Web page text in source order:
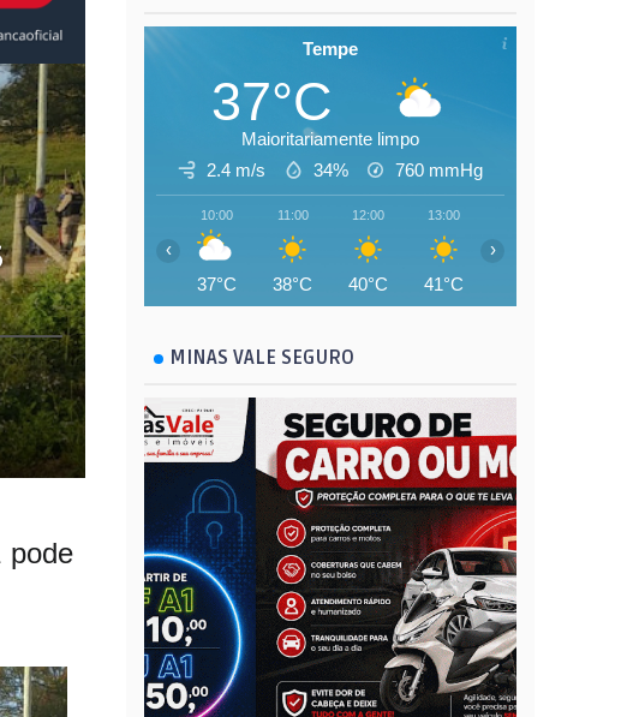
pode
Tempe
37°C
Maioritariamente limpo
2.4 m/s
34% 760 mmHg
10:00
37°C
11:00
38°C
12:00
40°C
13:00
41°C
‹ ›
MINAS VALE SEGURO